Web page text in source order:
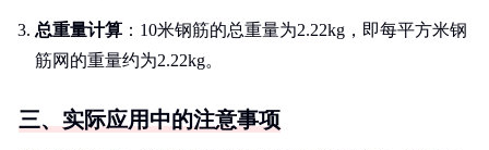
总重量计算 ：10米钢筋的总重量为2.22kg，即每平方米钢
筋网的重量约为2.22kg。
三、实际应用中的注意事项